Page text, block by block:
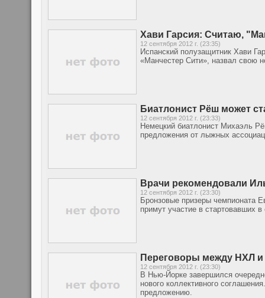
Хави Гарсия: Считаю,
12 сентября 2012 г. (23:35)
Испанский полузащитник Хави
«Манчестер Сити», назвал свою
Биатлонист Рёш может
12 сентября 2012 г. (23:33)
Немецкий биатлонист Михаэль
предложения от лыжных
Врачи рекомендовали
12 сентября 2012 г. (23:30)
Бронзовые призеры чемпионата
примут участие в стартовавших
Переговоры между НХЛ
12 сентября 2012 г. (23:30)
В Нью-Йорке завершился
нового коллективного
предложению.